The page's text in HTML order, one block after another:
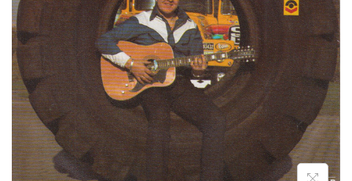
t
i
e
u
d